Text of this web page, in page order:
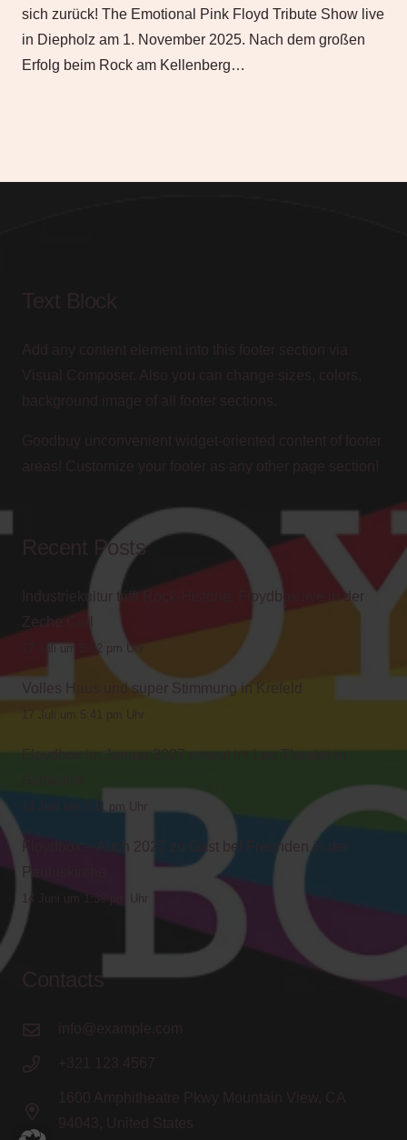
sich zurück! The Emotional Pink Floyd Tribute Show live
in Diepholz am 1. November 2025. Nach dem großen
Erfolg beim Rock am Kellenberg…
Text Block
Add any content element into this footer section via
Visual Composer. Also you can change sizes, colors,
background image of all footer sections.
Goodbuy unconvenient widget-oriented content of footer
areas! Customize your footer as any other page section!
Recent Posts
Industriekultur trifft Rock-Historie: Floydbox live in der
Zeche Carl
17 Juli um 5:52 pm Uhr
Volles Haus und super Stimmung in Krefeld
Floydbox im Januar 2027 erneut im Leo Theater in
14 Juni um 2:11 pm Uhr
Floydbox – Auch 2027 zu Gast bei Freunden in der
Pauluskirche
14 Juni um 1:39 pm Uhr
Contacts
info@example.com
+321 123 4567
1600 Amphitheatre Pkwy Mountain View, CA
94043, United States